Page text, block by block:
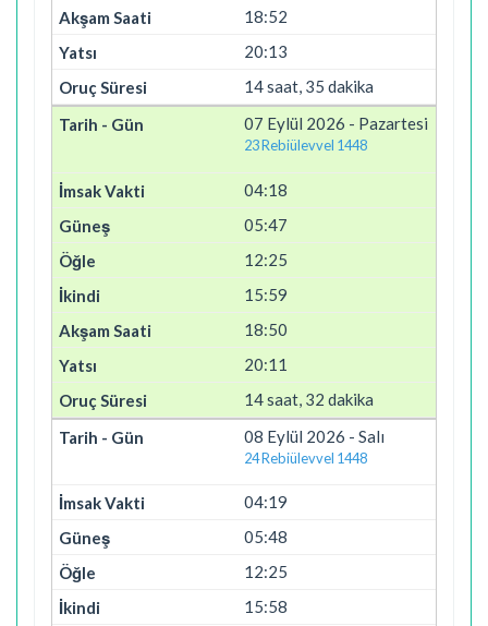
18:52
20:13
14 saat, 35 dakika
07 Eylül 2026 - Pazartesi
23 Rebiülevvel 1448
04:18
05:47
12:25
15:59
18:50
20:11
14 saat, 32 dakika
08 Eylül 2026 - Salı
24 Rebiülevvel 1448
04:19
05:48
12:25
15:58